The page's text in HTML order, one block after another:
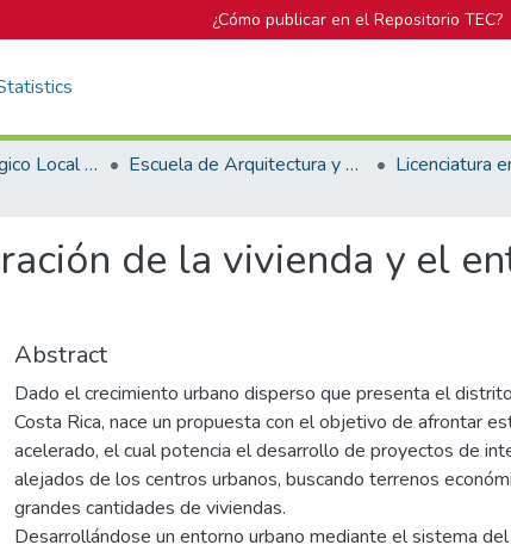
¿Cómo publicar en el Repositorio TEC?
Campus Tecnológico Local San José Escuela de Arquitectura y Urbanismo
de la vivienda y el
Abstract
Dado el crecimiento urbano disperso que presenta el
Costa Rica, nace un propuesta con el objetivo de afrontar
acelerado, el cual potencia el desarrollo de proyectos de
alejados de los centros urbanos, buscando terrenos
grandes cantidades de viviendas.
Desarrollándose un entorno urbano mediante el sistema